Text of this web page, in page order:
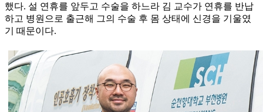
했다. 설 연휴를 앞두고 수술을 하느라 김 교수가 연휴를 반납
하고 병원으로 출근해 그의 수술 후 몸 상태에 신경을 기울였
기 때문이다.